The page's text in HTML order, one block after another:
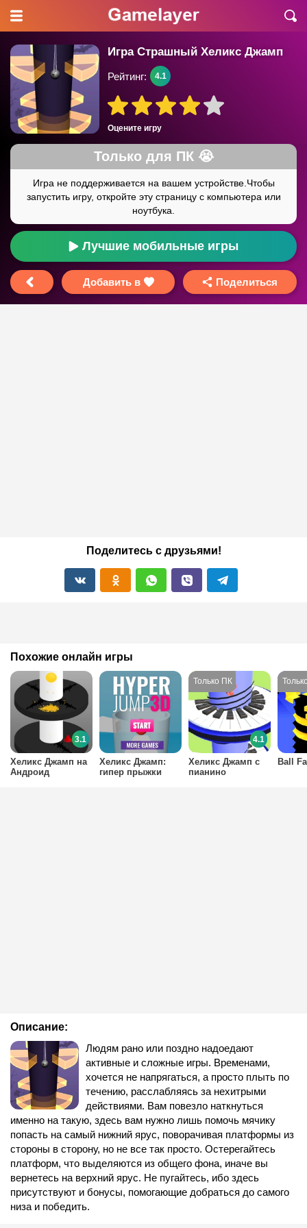
Игра Страшный Хеликс Джамп
Оцените игру
Рейтинг: 4.1
Лучшие мобильные игры
Добавить в Поделиться
Поделитесь с друзьями!
Описание:
Людям рано или поздно надоедают
активные и сложные игры. Временами,
хочется не напрягаться, а просто плыть по
течению, расслабляясь за нехитрыми
действиями. Вам повезло наткнуться
именно на такую, здесь вам нужно лишь помочь мячику
попасть на самый нижний ярус, поворачивая платформы из
стороны в сторону, но не все так просто. Остерегайтесь
платформ, что выделяются из общего фона, иначе вы
вернетесь на верхний ярус. Не пугайтесь, ибо здесь
присутствуют и бонусы, помогающие добраться до самого
низа и победить.
Похожие онлайн игры
Хеликс Джамп на
Андроид
3.1
Хеликс Джамп с
пианино
4.1
Хеликс Джамп:
гипер прыжки
Ball